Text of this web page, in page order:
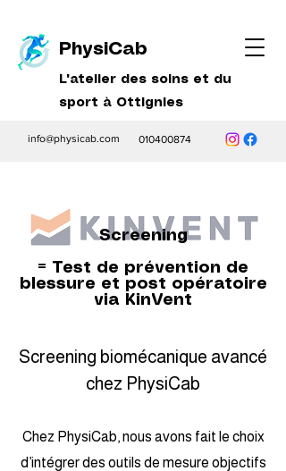
PhysiCab
L'atelier des soins et du
sport à Ottignies
info@physicab.com 010400874
Screening
= Test de prévention de
blessure et post opératoire
via KinVent
Screening biomécanique avancé
chez PhysiCab
Chez PhysiCab, nous avons fait le choix
d’intégrer des outils de mesure objectifs